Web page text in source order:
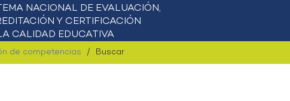
de competencias Buscar